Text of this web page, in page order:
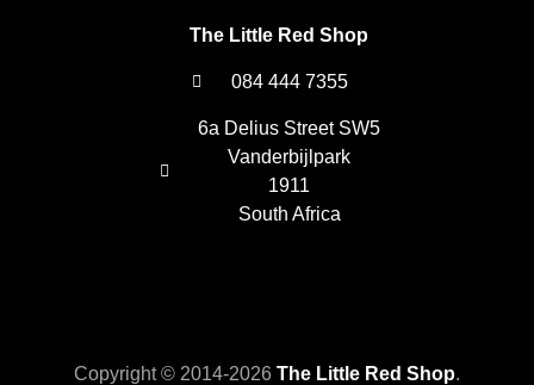
The Little Red Shop
084 444 7355
6a Delius Street SW5
Vanderbijlpark
1911
South Africa
Copyright © 2014-2026 The Little Red Shop.